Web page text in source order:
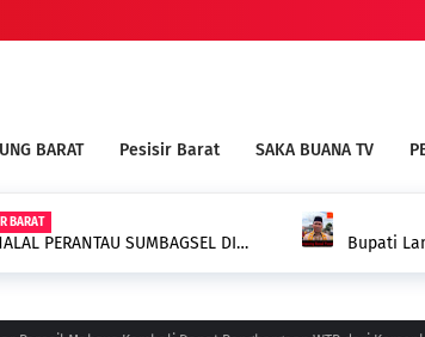
BARAT Pesisir Barat SAKA BUANA TV
BARAT
PERANTAU SUMBAGSEL DI
Bupati